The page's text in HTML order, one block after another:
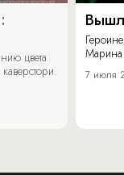
цвета
Марина
7 июля